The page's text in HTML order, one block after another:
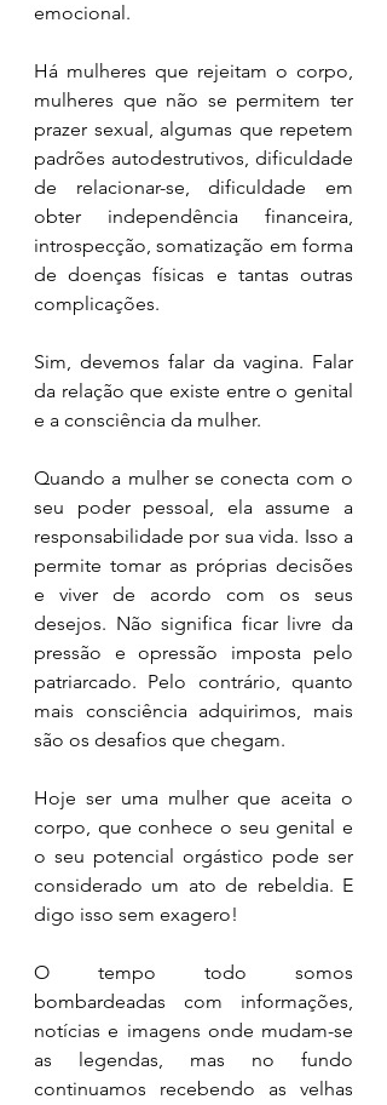
emocional.
Há mulheres que rejeitam o corpo,
mulheres que não se permitem ter
prazer sexual, algumas que repetem
padrões autodestrutivos, dificuldade
de relacionar-se, dificuldade em
obter independência financeira,
introspecção, somatização em forma
de doenças físicas e tantas outras
complicações.
Sim, devemos falar da vagina. Falar
da relação que existe entre o genital
e a consciência da mulher.
Quando a mulher se conecta com o
seu poder pessoal, ela assume a
responsabilidade por sua vida. Isso a
permite tomar as próprias decisões
e viver de acordo com os seus
desejos. Não significa ficar livre da
pressão e opressão imposta pelo
patriarcado. Pelo contrário, quanto
mais consciência adquirimos, mais
são os desafios que chegam.
Hoje ser uma mulher que aceita o
corpo, que conhece o seu genital e
o seu potencial orgástico pode ser
considerado um ato de rebeldia. E
digo isso sem exagero!
O tempo todo somos
bombardeadas com informações,
notícias e imagens onde mudam-se
as legendas, mas no fundo
continuamos recebendo as velhas